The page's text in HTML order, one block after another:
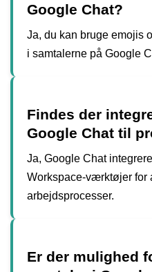
Google Chat?
Ja, du kan bruge emojis
i samtalerne på Google
Findes der
Google Chat til
Ja, Google Chat
Workspace-værktøjer for
arbejdsprocesser.
Er der mulighed